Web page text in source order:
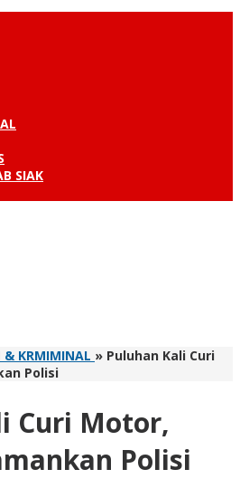
SIAK
& KRMIMINAL » Puluhan Kali Curi
Polisi
Curi Motor,
Polisi